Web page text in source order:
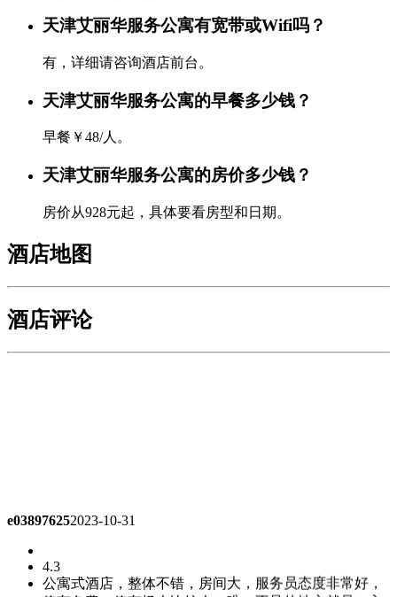
天津艾丽华服务公寓有宽带或Wifi吗？
有，详细请咨询酒店前台。
天津艾丽华服务公寓的早餐多少钱？
早餐￥48/人。
天津艾丽华服务公寓的房价多少钱？
房价从928元起，具体要看房型和日期。
酒店地图
酒店评论
e038976252023-10-31
4.3
公寓式酒店，整体不错，房间大，服务员态度非常好，